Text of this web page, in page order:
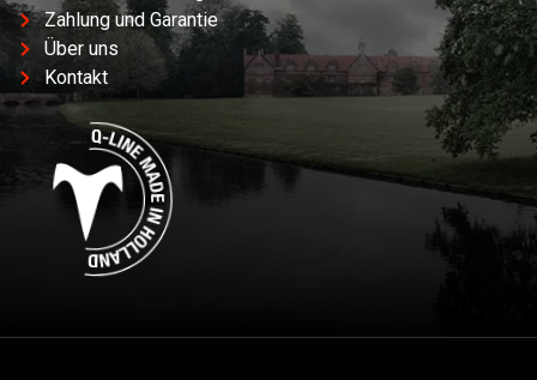
Zahlung und Garantie
Über uns
Kontakt